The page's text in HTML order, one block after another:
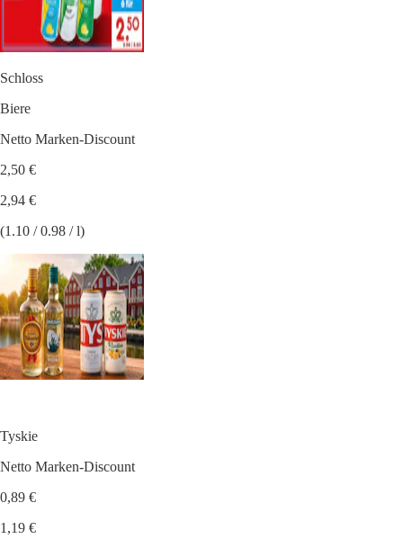
Schloss
Biere
Netto Marken-Discount
2,50 €
2,94 €
(1.10 / 0.98 / l)
Tyskie
Netto Marken-Discount
0,89 €
1,19 €